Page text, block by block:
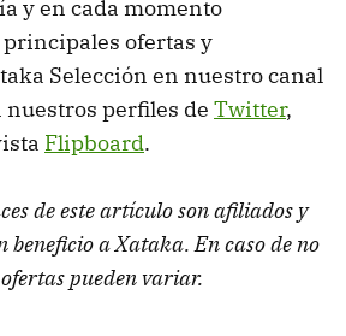
y en cada momento
ofertas y
Selección en nuestro canal
nuestros perfiles de Twitter,
Flipboard.
de este artículo son afiliados y
a Xataka. En caso de no
pueden variar.